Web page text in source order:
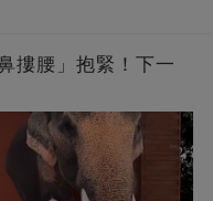
摟腰」抱緊！下一